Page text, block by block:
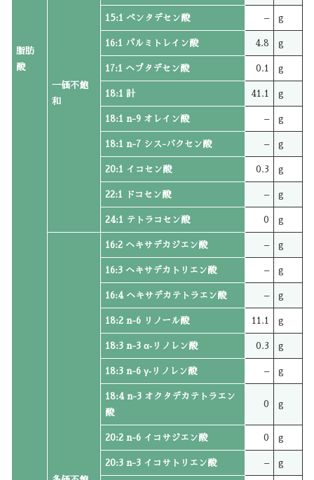
脂肪
酸
一価不飽
和
15:1 ペンタデセン酸 – g
16:1 パルミトレイン酸 4.8 g
17:1 ヘプタデセン酸 0.1 g
18:1 計 41.1 g
18:1 n-9 オレイン酸 – g
18:1 n-7 シス-バクセン酸 – g
20:1 イコセン酸 0.3 g
22:1 ドコセン酸 – g
24:1 テトラコセン酸 0 g
16:2 ヘキサデカジエン酸 – g
16:3 ヘキサデカトリエン酸 – g
16:4 ヘキサデカテトラエン酸 – g
18:2 n-6 リノール酸 11.1 g
18:3 n-3 α‐リノレン酸 0.3 g
18:3 n-6 γ‐リノレン酸 – g
18:4 n-3 オクタデカテトラエン
酸
0 g
20:2 n-6 イコサジエン酸 0 g
20:3 n-3 イコサトリエン酸 – g